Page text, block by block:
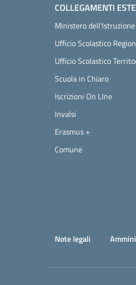
COLLEGAMENTI
Ministero
Ufficio Scolastico
Ufficio Scolastico
Scuola in Chiaro
Iscrizioni On LIne
Invalsi
Erasmus +
Comune
Small
Note legali